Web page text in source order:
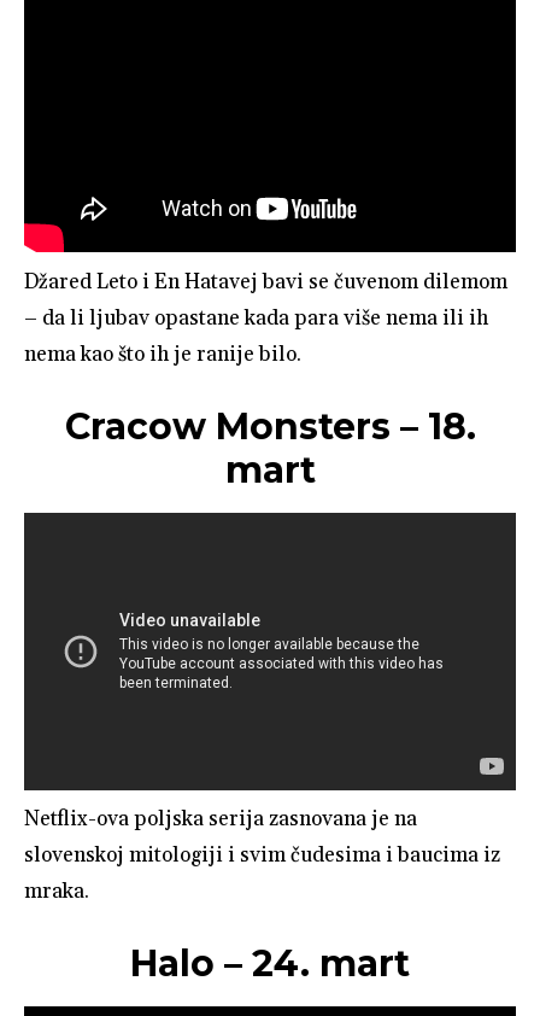
Džared Leto i En Hatavej bavi se čuvenom dilemom
– da li ljubav opastane kada para više nema ili ih
nema kao što ih je ranije bilo.
Cracow Monsters – 18.
mart
Netflix-ova poljska serija zasnovana je na
slovenskoj mitologiji i svim čudesima i baucima iz
mraka.
Halo – 24. mart